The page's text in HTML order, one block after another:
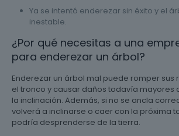
Ya se intentó enderezar sin éxito y el
inestable.
¿Por qué necesitas a una
para enderezar un árbol?
Enderezar un árbol mal puede romper sus
el tronco y causar daños todavía mayores
la inclinación. Además, si no se ancla
volverá a inclinarse o caer con la próxima
podría desprenderse de la tierra.